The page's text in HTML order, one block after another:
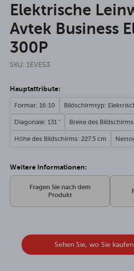
Elektrische
Avtek Business
300P
SKU: 1EVE53
Hauptattribute:
Format: 16:10 Bildschirmtyp:
Diagonale: 131 " Breite des
Höhe des Bildschirms: 227.5 cm
Weitere Informationen:
Fragen Sie nach dem
Produkt
Sehen Sie, wo Sie